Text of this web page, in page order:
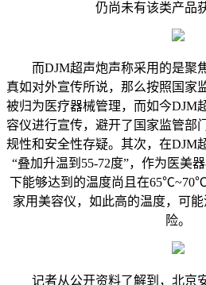
仍尚未有该类产品
而DJM超声炮声称采用的是聚
真如对外宣传所说，那么按照国家
被归为医疗器械管理，而如今DJM
容仪进行宣传，避开了国家监管部
规性和安全性存疑。其次，在DJM
“叠加升温到55-72度”，作为医美
下能够达到的温度尚且在
家用美容仪，如此高的温度，可
险。
记者从公开资料了解到，北京安